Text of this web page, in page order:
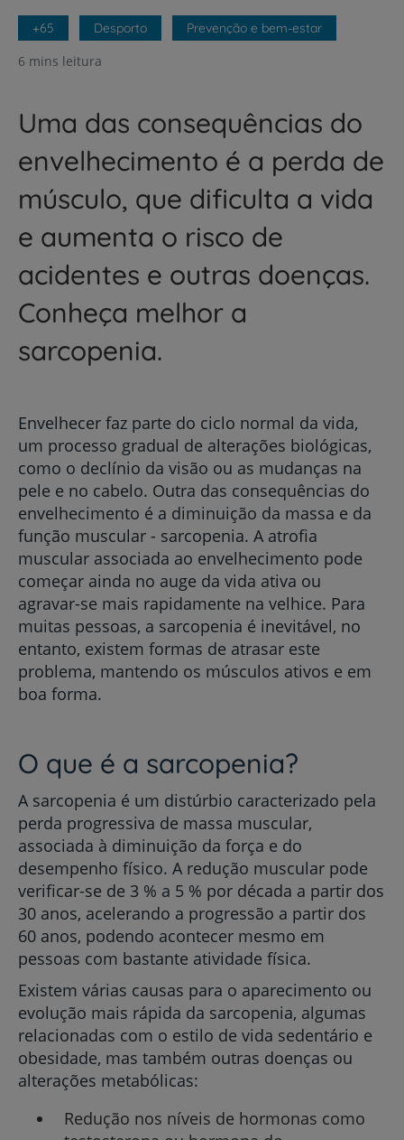
+65 Desporto Prevenção e bem-estar
6 mins leitura
Uma das consequências do
envelhecimento é a perda de
músculo, que dificulta a vida
e aumenta o risco de
acidentes e outras doenças.
Conheça melhor a
sarcopenia.
Envelhecer faz parte do ciclo normal da vida,
um processo gradual de alterações biológicas,
como o declínio da visão ou as mudanças na
pele e no cabelo. Outra das consequências do
envelhecimento é a diminuição da massa e da
função muscular - sarcopenia. A atrofia
muscular associada ao envelhecimento pode
começar ainda no auge da vida ativa ou
agravar-se mais rapidamente na velhice. Para
muitas pessoas, a sarcopenia é inevitável, no
entanto, existem formas de atrasar este
problema, mantendo os músculos ativos e em
boa forma.
O que é a sarcopenia?
A sarcopenia é um distúrbio caracterizado pela
perda progressiva de massa muscular,
associada à diminuição da força e do
desempenho físico. A redução muscular pode
verificar-se de 3 % a 5 % por década a partir dos
30 anos, acelerando a progressão a partir dos
60 anos, podendo acontecer mesmo em
pessoas com bastante atividade física.
Existem várias causas para o aparecimento ou
evolução mais rápida da sarcopenia, algumas
relacionadas com o estilo de vida sedentário e
obesidade, mas também outras doenças ou
alterações metabólicas:
Redução nos níveis de hormonas como